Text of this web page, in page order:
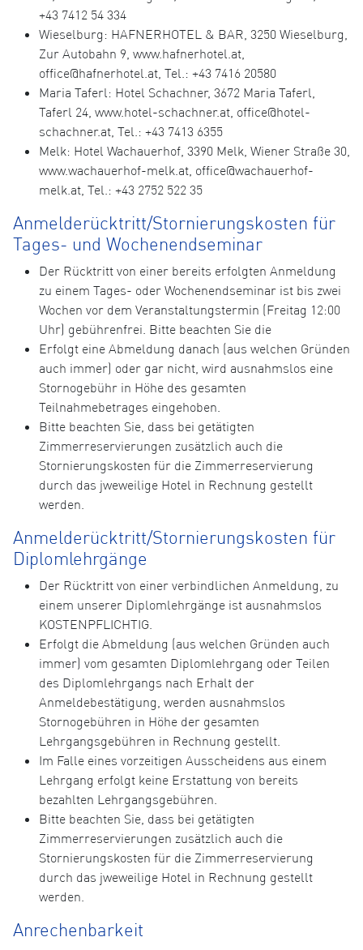
+43 7412 54 334
Wieselburg: HAFNERHOTEL & BAR, 3250 Wieselburg,
Zur Autobahn 9, www.hafnerhotel.at,
office@hafnerhotel.at, Tel.: +43 7416 20580
Maria Taferl: Hotel Schachner, 3672 Maria Taferl,
Taferl 24, www.hotel-schachner.at, office@hotel-
schachner.at, Tel.: +43 7413 6355
Melk: Hotel Wachauerhof, 3390 Melk, Wiener Straße 30,
www.wachauerhof-melk.at, office@wachauerhof-
melk.at, Tel.: +43 2752 522 35
Anmelderücktritt/Stornierungskosten für
Tages- und Wochenendseminar
Der Rücktritt von einer bereits erfolgten Anmeldung
zu einem Tages- oder Wochenendseminar ist bis zwei
Wochen vor dem Veranstaltungstermin (Freitag 12:00
Uhr) gebührenfrei. Bitte beachten Sie die
Erfolgt eine Abmeldung danach (aus welchen Gründen
auch immer) oder gar nicht, wird ausnahmslos eine
Stornogebühr in Höhe des gesamten
Teilnahmebetrages eingehoben.
Bitte beachten Sie, dass bei getätigten
Zimmerreservierungen zusätzlich auch die
Stornierungskosten für die Zimmerreservierung
durch das jweweilige Hotel in Rechnung gestellt
werden.
Anmelderücktritt/Stornierungskosten für
Diplomlehrgänge
Der Rücktritt von einer verbindlichen Anmeldung, zu
einem unserer Diplomlehrgänge ist ausnahmslos
KOSTENPFLICHTIG.
Erfolgt die Abmeldung (aus welchen Gründen auch
immer) vom gesamten Diplomlehrgang oder Teilen
des Diplomlehrgangs nach Erhalt der
Anmeldebestätigung, werden ausnahmslos
Stornogebühren in Höhe der gesamten
Lehrgangsgebühren in Rechnung gestellt.
Im Falle eines vorzeitigen Ausscheidens aus einem
Lehrgang erfolgt keine Erstattung von bereits
bezahlten Lehrgangsgebühren.
Bitte beachten Sie, dass bei getätigten
Zimmerreservierungen zusätzlich auch die
Stornierungskosten für die Zimmerreservierung
durch das jweweilige Hotel in Rechnung gestellt
werden.
Anrechenbarkeit